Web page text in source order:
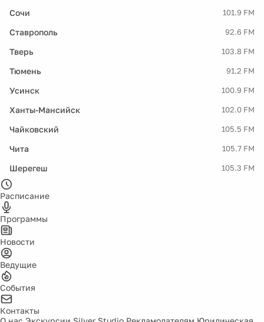
Сочи 101.9 FM
Ставрополь 92.6 FM
Тверь 103.8 FM
Тюмень 91.2 FM
Усинск 100.9 FM
Ханты-Мансийск 102.0 FM
Чайковский 105.5 FM
Чита 105.7 FM
Шерегеш 105.3 FM
Расписание
Программы
Новости
Ведущие
События
Контакты